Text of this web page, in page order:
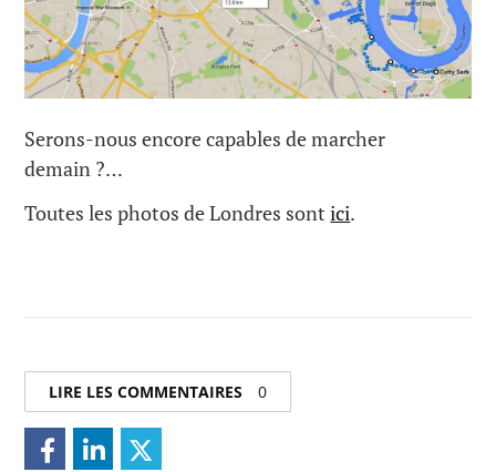
Serons-nous encore capables de marcher
demain ?…
Toutes les photos de Londres sontici.
LIRE LES COMMENTAIRES 0